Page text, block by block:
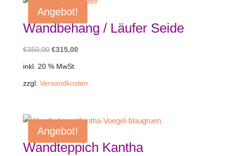
Angebot!
Wandbehang / Läufer Seide
€350,00 Ursprünglicher
€350,00
€315,00Aktueller
€315,00.
inkl. 20 % MwSt.
zzgl. Versandkosten
Angebot!
Wandteppich Kantha